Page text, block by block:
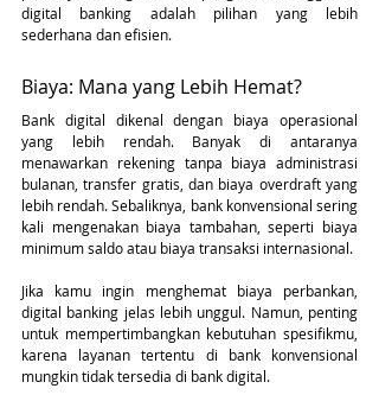
digital banking adalah pilihan yang lebih
sederhana dan efisien.
Biaya: Mana yang Lebih Hemat?
Bank digital dikenal dengan biaya operasional
yang lebih rendah. Banyak di antaranya
menawarkan rekening tanpa biaya administrasi
bulanan, transfer gratis, dan biaya overdraft yang
lebih rendah. Sebaliknya, bank konvensional sering
kali mengenakan biaya tambahan, seperti biaya
minimum saldo atau biaya transaksi internasional.
Jika kamu ingin menghemat biaya perbankan,
digital banking jelas lebih unggul. Namun, penting
untuk mempertimbangkan kebutuhan spesifikmu,
karena layanan tertentu di bank konvensional
mungkin tidak tersedia di bank digital.